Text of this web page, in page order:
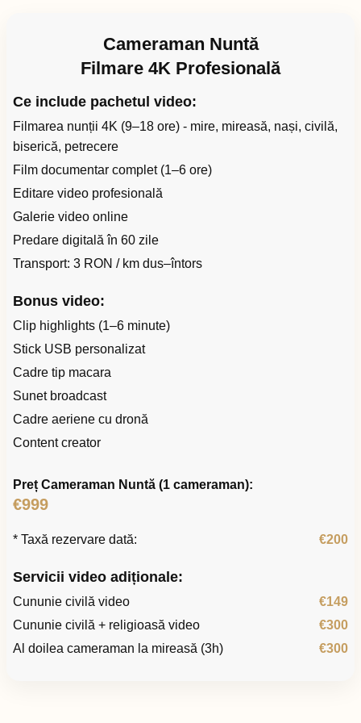
Cameraman Nuntă
Filmare 4K Profesională
Ce include pachetul video:
Filmarea nunții 4K (9–18 ore) - mire, mireasă, nași, civilă,
biserică, petrecere
Film documentar complet (1–6 ore)
Editare video profesională
Galerie video online
Predare digitală în 60 zile
Transport: 3 RON / km dus–întors
Bonus video:
Clip highlights (1–6 minute)
Stick USB personalizat
Cadre tip macara
Sunet broadcast
Cadre aeriene cu dronă
Content creator
Preț Cameraman Nuntă (1 cameraman):
€999
* Taxă rezervare dată: €200
Servicii video adiționale:
Cununie civilă video
€149
Cununie civilă + religioasă video
€300
Al doilea cameraman la mireasă (3h)
€300